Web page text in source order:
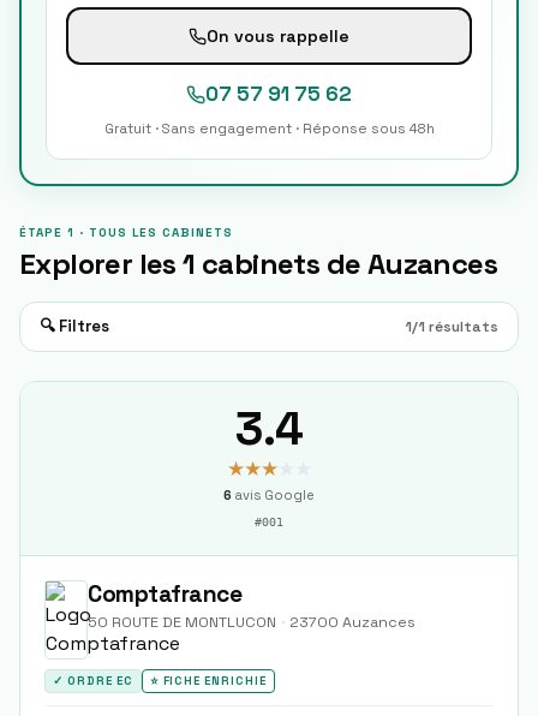
On vous rappelle
07 57 91 75 62
Gratuit · Sans engagement · Réponse sous 48h
ÉTAPE 1 · TOUS LES CABINETS
Explorer les1 cabinets deAuzances
🔍 Filtres 1/1 résultats
3.4
★★★
6 avis Google
#001
Comptafrance
50 ROUTE DE MONTLUCON · 23700 Auzances
✓ ORDRE EC ⭐ FICHE ENRICHIE